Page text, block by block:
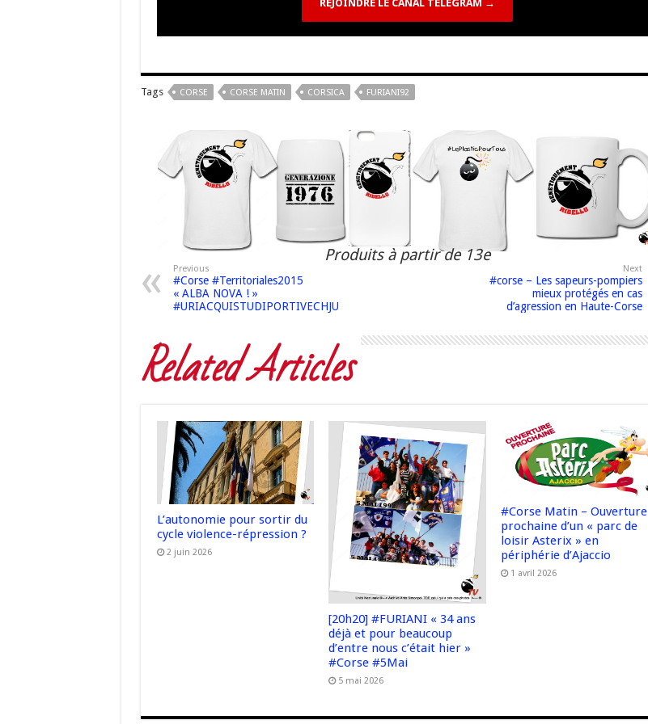
REJOINDRE LE CANAL TELEGRAM →
Tags CORSE CORSE MATIN CORSICA FURIANI92
Produits à partir de 13e
Previous
#Corse #Territoriales2015
« ALBA NOVA ! »
#URIACQUISTUDIPORTIVECHJU
Next
#corse – Les sapeurs-pompiers
mieux protégés en cas
d’agression en Haute-Corse
Related Articles
L’autonomie pour sortir du
cycle violence-répression ?
2 juin 2026
[20h20] #FURIANI « 34 ans
déjà et pour beaucoup
d’entre nous c’était hier »
#Corse #5Mai
5 mai 2026
#Corse Matin – Ouverture
prochaine d’un « parc de
loisir Asterix » en
périphérie d’Ajaccio
1 avril 2026